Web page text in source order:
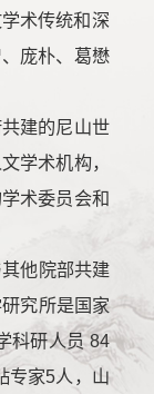
术传统和深
庞朴、葛懋
建的尼山世
学术机构，
术委员会和
他院部共建
究所是国家
科研人员 84
专家5人，山